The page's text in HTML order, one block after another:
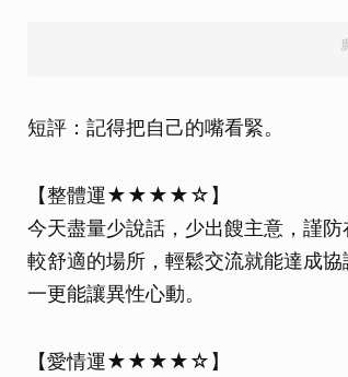
短評：記得把自己的嘴看緊。
【整體運★★★★☆】
今天盡量少說話，少出餿主意，謹
較舒適的場所，輕鬆交流就能達成
一更能讓異性心動。
【愛情運★★★★☆】